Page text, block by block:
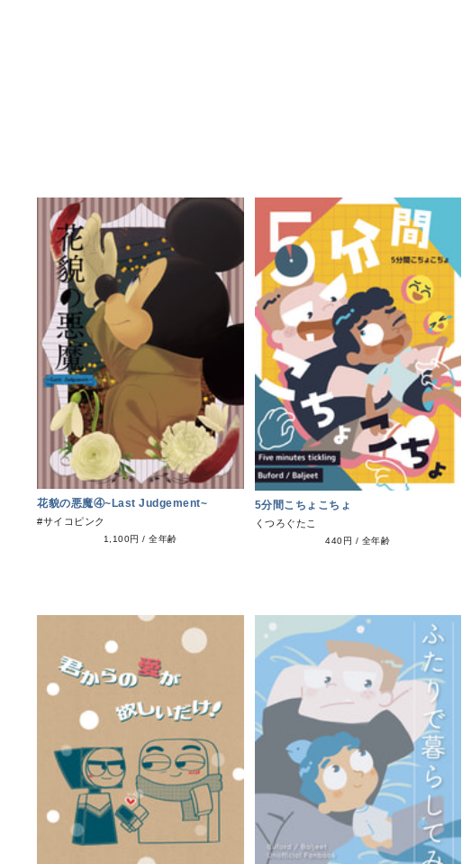
花貌の悪魔④~Last Judgement~
#サイコピンク
1,100円 /全年齢
5分間こちょこちょ
くつろぐたこ
440円 / 全年齢